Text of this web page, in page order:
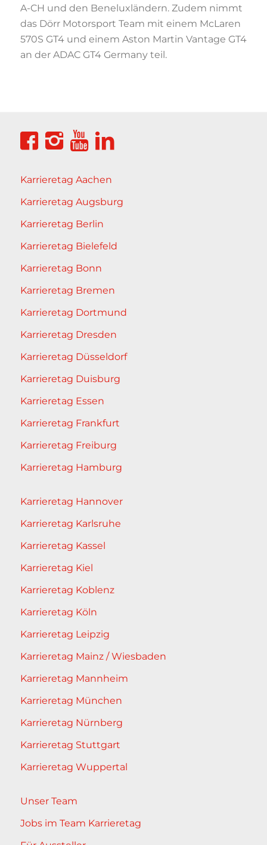
A-CH und den Beneluxländern. Zudem nimmt
das Dörr Motorsport Team mit einem McLaren
570S GT4 und einem Aston Martin Vantage GT4
an der ADAC GT4 Germany teil.
Karrieretag Aachen
Karrieretag Augsburg
Karrieretag Berlin
Karrieretag Bielefeld
Karrieretag Bonn
Karrieretag Bremen
Karrieretag Dortmund
Karrieretag Dresden
Karrieretag Düsseldorf
Karrieretag Duisburg
Karrieretag Essen
Karrieretag Frankfurt
Karrieretag Freiburg
Karrieretag Hamburg
Karrieretag Hannover
Karrieretag Karlsruhe
Karrieretag Kassel
Karrieretag Kiel
Karrieretag Koblenz
Karrieretag Köln
Karrieretag Leipzig
Karrieretag Mainz / Wiesbaden
Karrieretag Mannheim
Karrieretag München
Karrieretag Nürnberg
Karrieretag Stuttgart
Karrieretag Wuppertal
Unser Team
Jobs im Team Karrieretag